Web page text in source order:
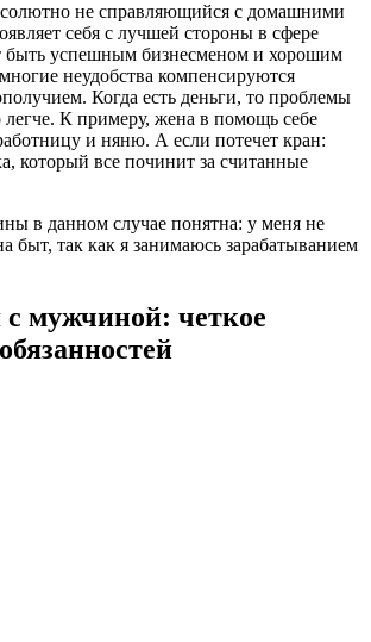
не справляющийся с домашними
себя с лучшей стороны в сфере
быть успешным бизнесменом и хорошим
неудобства компенсируются
Когда есть деньги, то проблемы
К примеру, жена в помощь себе
и няню. А если потечет кран:
который все починит за считанные
в данном случае понятна: у меня не
быт, так как я занимаюсь зарабатыванием
мужчиной: четкое